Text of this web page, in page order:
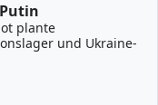
plante
und Ukraine-